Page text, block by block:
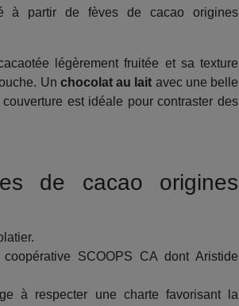
à partir de fèves de cacao origines
légèrement fruitée et sa texture
Un chocolat au lait avec une belle
est idéale pour contraster des
de cacao origines
SCOOPS CA dont Aristide
à respecter une charte favorisant la